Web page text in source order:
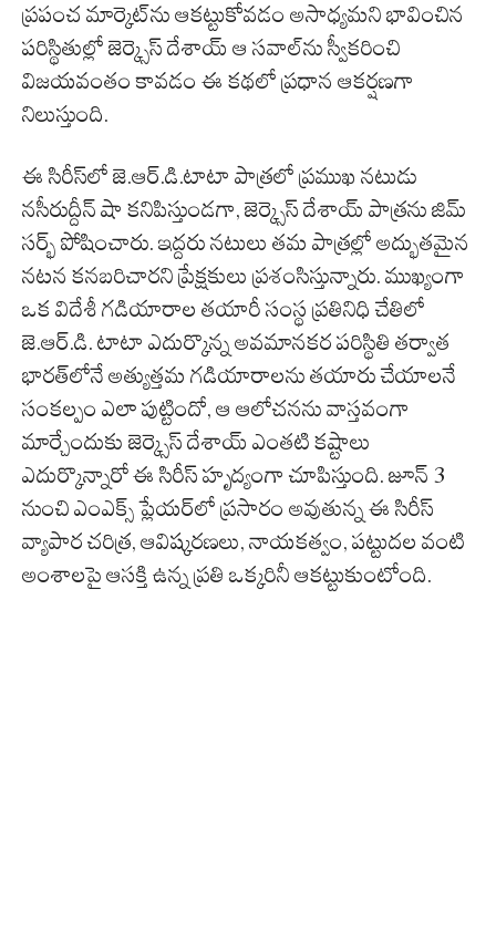
ప్రపంచ మార్కెట్‌ను ఆకట్టుకోవడం అసాధ్యమని భావించిన
పరిస్థితుల్లో జెర్క్సెస్ దేశాయ్ ఆ సవాల్‌ను స్వీకరించి
విజయవంతం కావడం ఈ కథలో ప్రధాన ఆకర్షణగా
నిలుస్తుంది.
ఈ సిరీస్‌లో జె.ఆర్.డి.టాటా పాత్రలో ప్రముఖ నటుడు
నసీరుద్దీన్ షా కనిపిస్తుండగా, జెర్క్సెస్ దేశాయ్ పాత్రను జిమ్
సర్భ్ పోషించారు. ఇద్దరు నటులు తమ పాత్రల్లో అద్భుతమైన
నటన కనబరిచారని ప్రేక్షకులు ప్రశంసిస్తున్నారు. ముఖ్యంగా
ఒక విదేశీ గడియారాల తయారీ సంస్థ ప్రతినిధి చేతిలో
జె.ఆర్.డి. టాటా ఎదుర్కొన్న అవమానకర పరిస్థితి తర్వాత
భారత్‌లోనే అత్యుత్తమ గడియారాలను తయారు చేయాలనే
సంకల్పం ఎలా పుట్టిందో, ఆ ఆలోచనను వాస్తవంగా
మార్చేందుకు జెర్క్సెస్ దేశాయ్ ఎంతటి కష్టాలు
ఎదుర్కొన్నారో ఈ సిరీస్ హృద్యంగా చూపిస్తుంది. జూన్ 3
నుంచి ఎంఎక్స్ ప్లేయర్‌లో ప్రసారం అవుతున్న ఈ సిరీస్
వ్యాపార చరిత్ర, ఆవిష్కరణలు, నాయకత్వం, పట్టుదల వంటి
అంశాలపై ఆసక్తి ఉన్న ప్రతి ఒక్కరినీ ఆకట్టుకుంటోంది.